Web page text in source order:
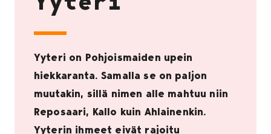
Yyteri on Pohjoismaiden upein
hiekkaranta. Samalla se on paljon
muutakin, sillä nimen alle mahtuu niin
Reposaari, Kallo kuin Ahlainenkin.
Yyterin ihmeet eivät rajoitu